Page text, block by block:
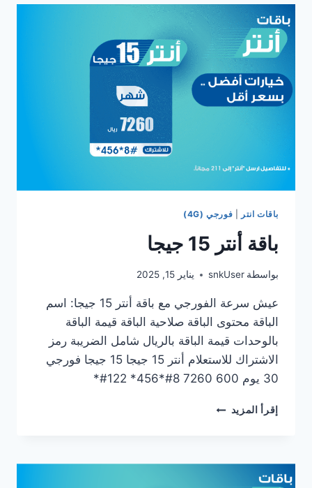
باقات انتر فورجي (4G)
باقة أنتر 15 جيجا
بواسطة snkUser يناير 15, 2025
عيش سرعة الفورجي مع باقة أنتر 15 جيجا: اسم
الباقة محتوى الباقة صلاحية الباقة قيمة الباقة
بالوحدات قيمة الباقة بالريال شامل الضريبة رمز
الاشتراك للاستعلام أنتر 15 جيجا 15 جيجا فورجي
30 يوم 600 7260 8#*456* 122#*
إقرأ المزيد